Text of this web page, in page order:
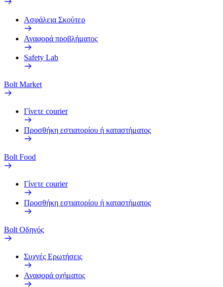
Ασφάλεια Σκούτερ
Αναφορά προβλήματος
Safety Lab
Bolt Market
Γίνετε courier
Προσθήκη εστιατορίου ή καταστήματος
Bolt Food
Γίνετε courier
Προσθήκη εστιατορίου ή καταστήματος
Bolt Οδηγός
Συχνές Ερωτήσεις
Αναφορά οχήματος